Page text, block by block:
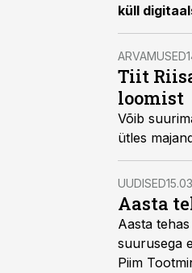
küll
looja Veljo
ARVAMUSED
Tiit
loomist
Võib
ütles
UUDISED
Aasta
Aasta
suurusega
Piim